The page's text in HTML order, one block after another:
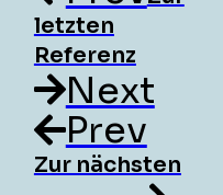
letzten
Referenz
Next
Prev
Zur nächsten